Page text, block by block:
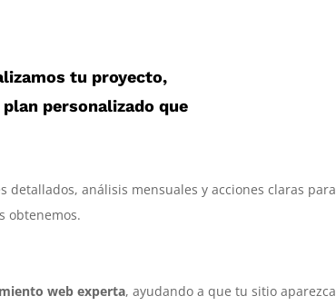
tu proyecto,
personalizado que
detallados, análisis mensuales y acciones claras para
obtenemos.
web experta, ayudando a que tu sitio aparezca